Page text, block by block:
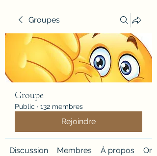
Groupes
Groupe
Public · 132 membres
Rejoindre
Discussion Membres À propos